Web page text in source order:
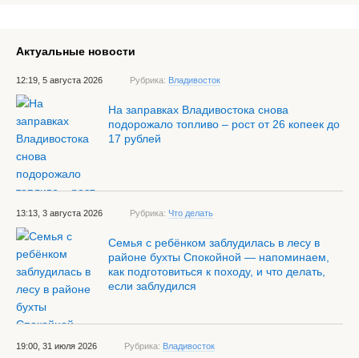
Актуальные новости
12:19, 5 августа 2026 Рубрика: Владивосток
На заправках Владивостока снова
подорожало топливо – рост от 26 копеек до
17 рублей
13:13, 3 августа 2026 Рубрика: Что делать
Семья с ребёнком заблудилась в лесу в
районе бухты Спокойной — напоминаем,
как подготовиться к походу, и что делать,
если заблудился
19:00, 31 июля 2026 Рубрика: Владивосток